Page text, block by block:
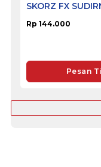
SKORZ FX
Rp 144.000
Pesan